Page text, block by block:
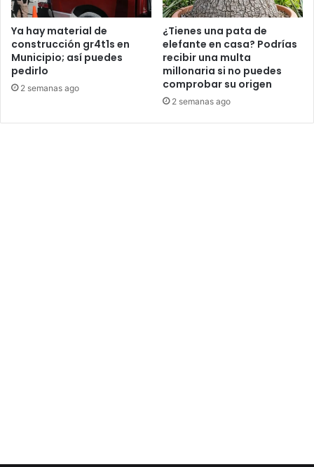
Ya hay material de
construcción gr4t1s en
Municipio; así puedes
pedirlo
2 semanas ago
¿Tienes una pata de
elefante en casa? Podrías
recibir una multa
millonaria si no puedes
comprobar su origen
2 semanas ago